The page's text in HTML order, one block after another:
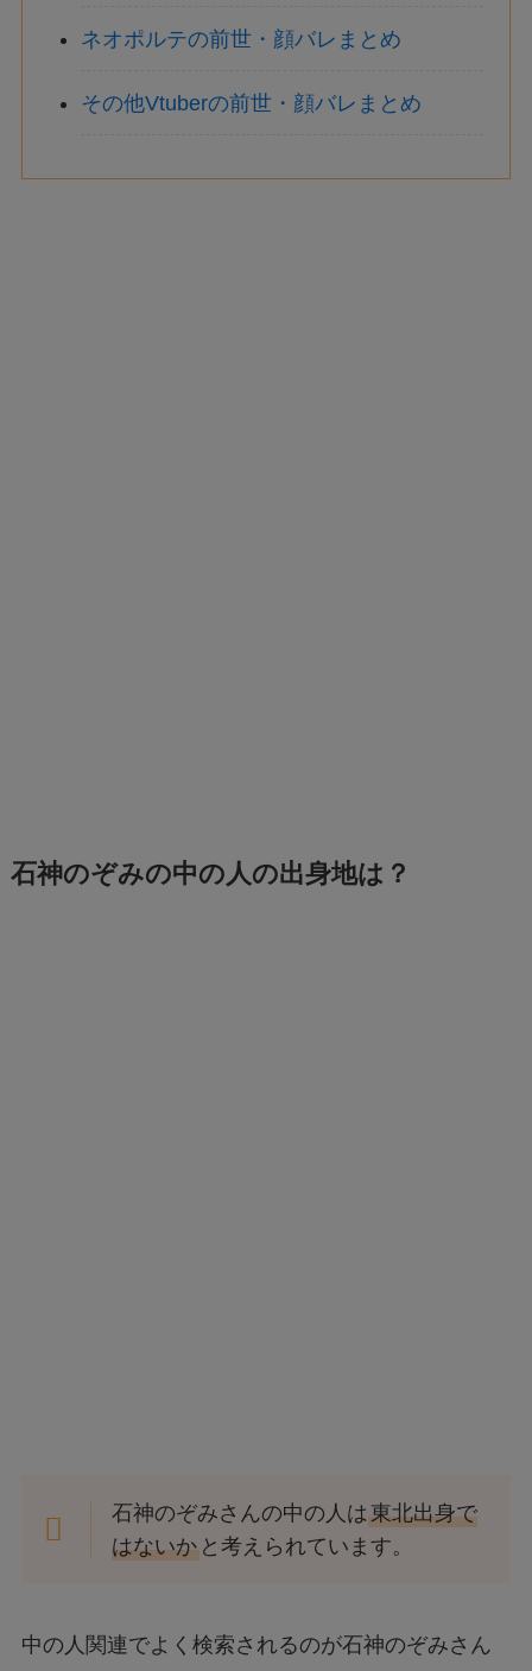
ネオポルテの前世・顔バレまとめ
その他Vtuberの前世・顔バレまとめ
石神のぞみの中の人の出身地は？
石神のぞみさんの中の人は東北出身で
はないか と考えられています。
中の人関連でよく検索されるのが石神のぞみさん